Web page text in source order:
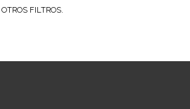
OTROS FILTROS.